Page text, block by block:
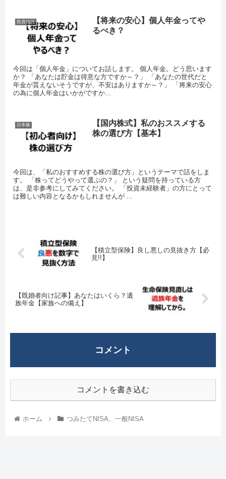
投資信託
【将来の安心】個人年金ってや
るべき？
今回は「個人年金」についてお話します。 個人年金。どう思います
か？ 「あなたは貯金は得意な方ですか～？」 「あなたの世代だと
年金が貰えないそうですが、不安はありますか～？」 「将来の安心
の為に個人年金はいかがですか...
日本株
【国内株式】私のおススメする
株の選び方【基本】
今回は、「私のおすすめする株の選び方」というテーマで話をしま
す。 「株ってどうやって選ぶの？」 という疑問を持っている方
は、是非参考にしてみてください。 「投資未経験者」の方にとって
は難しい内容となるかもしれませんが ...
【積立型保険】良し悪しの見抜き方【必
見!!】
【既婚者向け記事】あなたはいくら？遺
族年金【家族への備え】
コメント
コメントを書き込む
ホーム つみたてNISA、一般NISA